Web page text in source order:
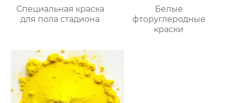
Специальная краска
для пола стадиона
Белые
фторуглеродные
краски